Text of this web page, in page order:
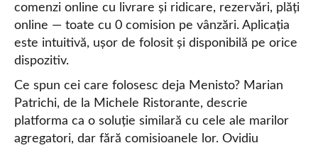
comenzi online cu livrare și ridicare, rezervări, plăți
online — toate cu 0 comision pe vânzări. Aplicația
este intuitivă, ușor de folosit și disponibilă pe orice
dispozitiv.
Ce spun cei care folosesc deja Menisto? Marian
Patrichi, de la Michele Ristorante, descrie
platforma ca o soluție similară cu cele ale marilor
agregatori, dar fără comisioanele lor. Ovidiu